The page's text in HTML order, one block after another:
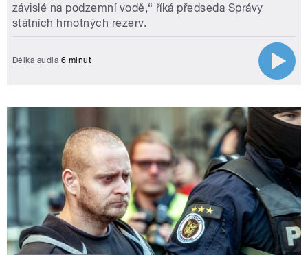
závislé na podzemní vodě,“ říká předseda Správy
státních hmotných rezerv.
Délka audia 6 minut